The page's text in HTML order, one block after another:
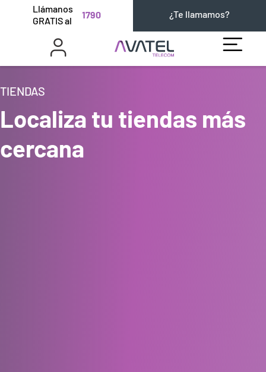
Llámanos
GRATIS al
1790 ¿Te llamamos?
TIENDAS
Localiza tu tiendas más
cercana